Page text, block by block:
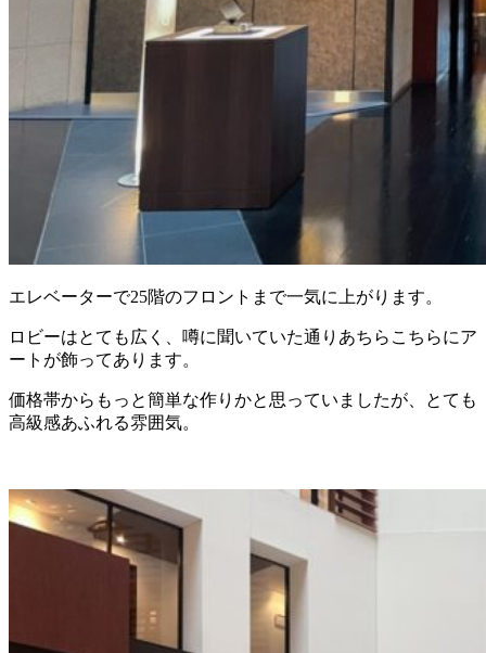
エレベーターで25階のフロントまで一気に上がります。
ロビーはとても広く、噂に聞いていた通りあちらこちらにア
ートが飾ってあります。
価格帯からもっと簡単な作りかと思っていましたが、とても
高級感あふれる雰囲気。